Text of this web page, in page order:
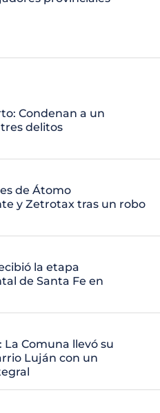
Condenan a un
delitos
de Átomo
y Zetrotax tras un robo
la etapa
de Santa Fe en
La Comuna llevó su
Luján con un